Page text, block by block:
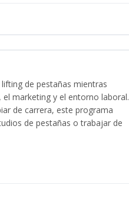
de pestañas mientras
marketing y el entorno laboral.
de carrera, este programa
de pestañas o trabajar de